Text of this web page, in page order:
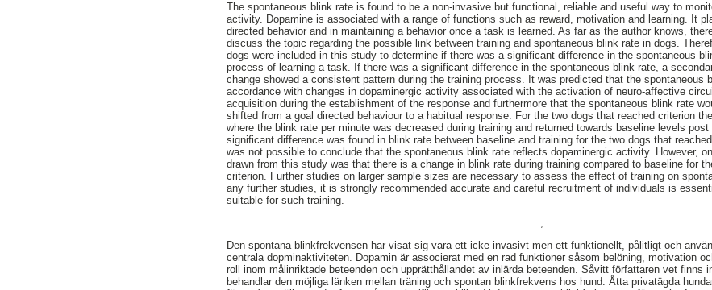
The spontaneous blink rate is found to be a non-invasive but functional, reliable and useful way to
activity. Dopamine is associated with a range of functions such as reward, motivation and learning. It
directed behavior and in maintaining a behavior once a task is learned. As far as the author knows,
discuss the topic regarding the possible link between training and spontaneous blink rate in dogs.
dogs were included in this study to determine if there was a significant difference in the spontaneous
process of learning a task. If there was a significant difference in the spontaneous blink rate, a
change showed a consistent pattern during the training process. It was predicted that the spontaneous
accordance with changes in dopaminergic activity associated with the activation of neuro-affective
acquisition during the establishment of the response and furthermore that the spontaneous blink rate
shifted from a goal directed behaviour to a habitual response. For the two dogs that reached criterion
where the blink rate per minute was decreased during training and returned towards baseline levels
significant difference was found in blink rate between baseline and training for the two dogs that
was not possible to conclude that the spontaneous blink rate reflects dopaminergic activity. However,
drawn from this study was that there is a change in blink rate during training compared to baseline for
criterion. Further studies on larger sample sizes are necessary to assess the effect of training on
any further studies, it is strongly recommended accurate and careful recruitment of individuals is
suitable for such training.
Den spontana blinkfrekvensen har visat sig vara ett icke invasivt men ett funktionellt, pålitligt och
centrala dopminaktiviteten. Dopamin är associerat med en rad funktioner såsom belöning, motivation
roll inom målinriktade beteenden och upprätthållandet av inlärda beteenden. Såvitt författaren vet finns
behandlar den möjliga länken mellan träning och spontan blinkfrekvens hos hund. Åtta privatägda